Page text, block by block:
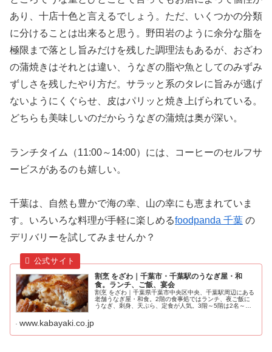
あり、十店十色と言えるでしょう。ただ、いくつかの分類
に分けることは出来ると思う。野田岩のように余分な脂を
極限まで落とし旨みだけを残した調理法もあるが、おざわ
の蒲焼きはそれとは違い、うなぎの脂や魚としてのみずみ
ずしさを残したやり方だ。サラッと系のタレに旨みが逃げ
ないようにくぐらせ、皮はパリッと焼き上げられている。
どちらも美味しいのだからうなぎの蒲焼は奥が深い。
ランチタイム（11:00～14:00）には、コーヒーのセルフサ
ービスがあるのも嬉しい。
千葉は、自然も豊かで海の幸、山の幸にも恵まれていま
す。いろいろな料理が手軽に楽しめるfoodpanda 千葉 の
デリバリーを試してみませんか？
割烹 をざわ｜千葉市・千葉駅のうなぎ屋・和
食。ランチ、ご飯、宴会
割烹 をざわ｜千葉県千葉市中央区中央、千葉駅周辺にある
老舗うなぎ屋・和食。2階の食事処ではランチ、夜ご飯に
うなぎ、刺身、天ぷら、定食が人気。3階～5階は2名～最
www.kabayaki.co.jp